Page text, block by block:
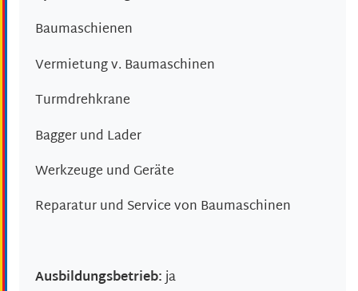
Baumaschienen
Vermietung v. Baumaschinen
Turmdrehkrane
Bagger und Lader
Werkzeuge und Geräte
Reparatur und Service von Baumaschinen
Ausbildungsbetrieb:ja